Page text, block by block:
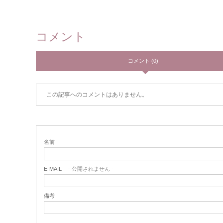
コメント
コメント (0)
この記事へのコメントはありません。
名前
E-MAIL - 公開されません -
備考